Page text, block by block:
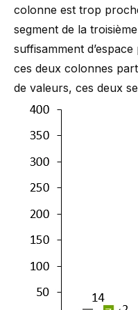
colonne est trop
segment de la
suffisamment
ces deux colonnes
de valeurs, ces deux